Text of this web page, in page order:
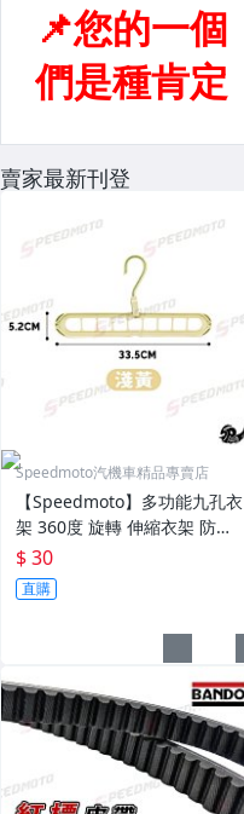
賣家最新刊登
Speedmoto汽機車精品專賣店
【Speedmoto】多功能九孔衣
架 360度 旋轉 伸縮衣架 防滑
衣架 魔術衣架 曬衣神器 多孔
衣架 衣架 旋轉衣架
$ 30
直購